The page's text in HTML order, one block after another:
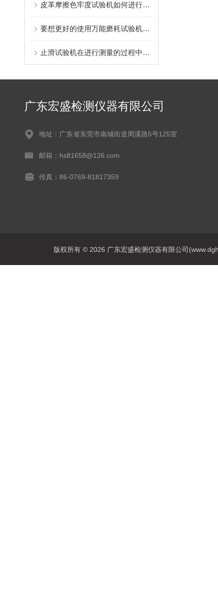
皮革摩擦色牢度试验机如何进行干擦和湿擦测试
要想更好的使用万能磨耗试验机离不开以下步骤
止滑试验机在进行测量的过程中还是需要考虑鞋底材料的
广东宏盛检测仪器有限公司
地址：广东省东莞市南城街道周溪路5号125室
邮箱：hs81658@126.com
传真：86-0769-81817359
版权所有 © 2026 广东宏盛检测仪器有限公司